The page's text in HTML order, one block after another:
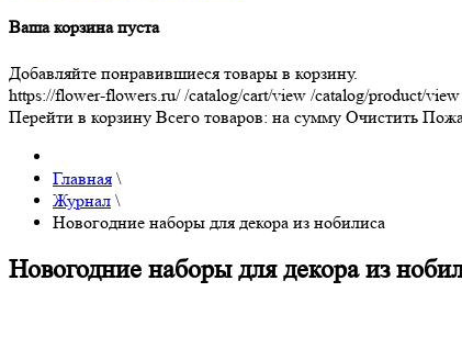
Ваша корзина пуста
Добавляйте понравившиеся товары в корзину.
https://flower-flowers.ru/ /catalog/cart/view /catalog/product/view
Перейти в корзину Всего товаров: на сумму Очистить
Главная \
Журнал \
Новогодние наборы для декора из нобилиса
Новогодние наборы для декора из